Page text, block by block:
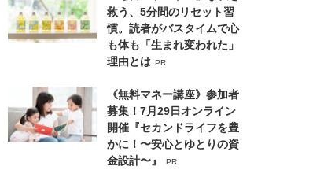
救う、5分間のリセット習
慣。読者がバスタイムで心
も体も「生まれ変われた」
理由とは PR
《無料マネー講座》参加者
募集！7月29日オンライン
開催『セカンドライフを豊
かに！〜安心とゆとりの資
金設計〜』
PR